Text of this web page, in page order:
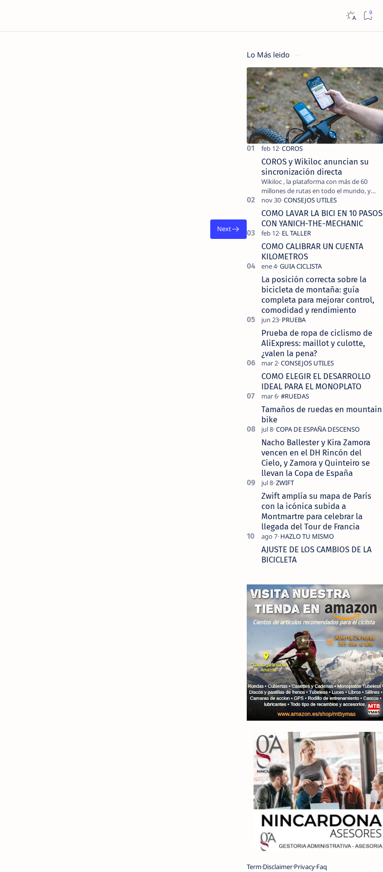
Lo Más leido
COROS y Wikiloc anuncian su
sincronización directa
Wikiloc , la plataforma con más de 60
millones de rutas en todo el mundo, y
COROS , marca de dispositivos GPS
reconocida mundialmente por su
tecnolo…
COMO LAVAR LA BICI EN 10 PASOS
CON YANICH-THE-MECHANIC
COMO CALIBRAR UN CUENTA
KILOMETROS
La posición correcta sobre la
bicicleta de montaña: guía
completa para mejorar control,
comodidad y rendimiento
Prueba de ropa de ciclismo de
AliExpress: maillot y culotte,
¿valen la pena?
COMO ELEGIR EL DESARROLLO
IDEAL PARA EL MONOPLATO
Tamaños de ruedas en mountain
bike
Nacho Ballester y Kira Zamora
vencen en el DH Rincón del
Cielo, y Zamora y Quinteiro se
llevan la Copa de España
Zwift amplía su mapa de París
con la icónica subida a
Montmartre para celebrar la
llegada del Tour de Francia
AJUSTE DE LOS CAMBIOS DE LA
BICICLETA
Term Disclaimer Privacy Faq